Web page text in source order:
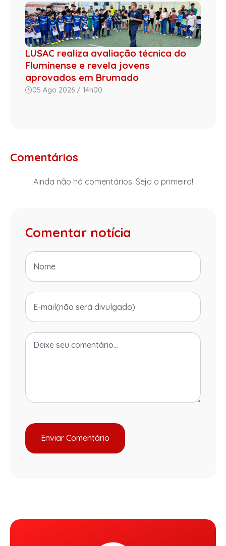
LUSAC realiza avaliação técnica do
Fluminense e revela jovens
aprovados em Brumado
05 Ago 2026 / 14h00
Comentários
Ainda não há comentários. Seja o primeiro!
Comentar notícia